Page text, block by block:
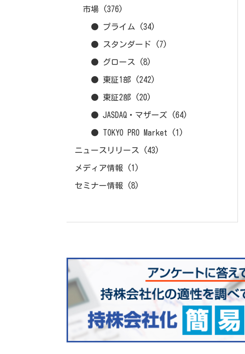
市場 (376)
● プライム (34)
● スタンダード (7)
● グロース (8)
● 東証1部 (242)
● 東証2部 (20)
● JASDAQ・マザーズ (64)
● TOKYO PRO Market (1)
ニュースリリース (43)
メディア情報 (1)
セミナー情報 (8)